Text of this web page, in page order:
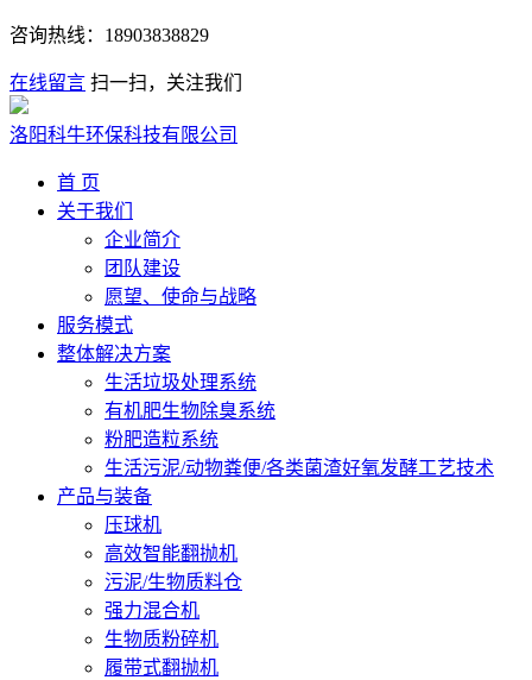
咨询热线： 18903838829
在线留言 扫一扫，关注我们
洛阳科牛环保科技有限公司
首 页
关于我们
企业简介
团队建设
愿望、使命与战略
服务模式
整体解决方案
生活垃圾处理系统
有机肥生物除臭系统
粉肥造粒系统
生活污泥/动物粪便/各类菌渣好氧发酵工艺技术
产品与装备
压球机
高效智能翻抛机
污泥/生物质料仓
强力混合机
生物质粉碎机
履带式翻抛机